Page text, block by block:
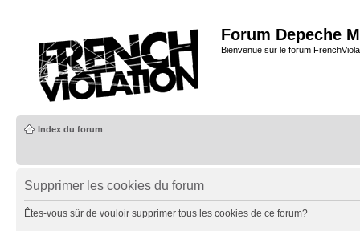
Forum Depeche
Bienvenue sur le forum
Index du forum
Supprimer les cookies du forum
Êtes-vous sûr de vouloir supprimer tous les cookies de ce forum?